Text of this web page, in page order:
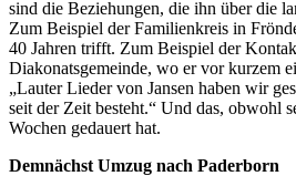
sind die Beziehungen, die ihn über die
Zum Beispiel der Familienkreis in
40 Jahren trifft. Zum Beispiel der
Diakonatsgemeinde, wo er vor kurzem
„Lauter Lieder von Jansen haben wir
seit der Zeit besteht.“ Und das, obwohl
Wochen gedauert hat.
Demnächst Umzug nach Paderborn